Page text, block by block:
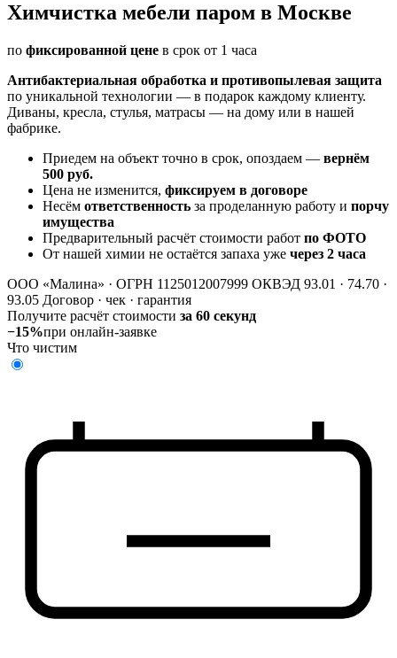
Химчистка мебели паром в Москве
по фиксированной цене в срок от 1 часа
Антибактериальная обработка и противопылевая защита
по уникальной технологии — в подарок каждому клиенту.
Диваны, кресла, стулья, матрасы — на дому или в нашей
фабрике.
Приедем на объект точно в срок, опоздаем — вернём
500 руб.
Цена не изменится, фиксируем в договоре
Несём ответственность за проделанную работу и порчу
имущества
Предварительный расчёт стоимости работ по ФОТО
От нашей химии не остаётся запаха уже через 2 часа
ООО «Малина» · ОГРН 1125012007999 ОКВЭД 93.01 · 74.70 ·
93.05 Договор · чек · гарантия
Получите расчёт стоимости за 60 секунд
−15%при онлайн-заявке
Что чистим